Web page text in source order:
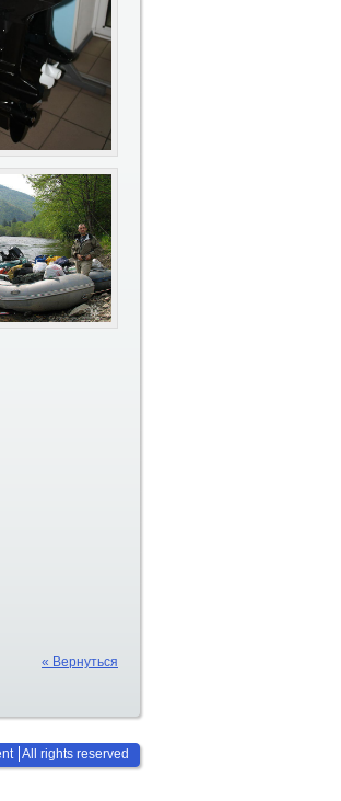
« Вернуться
All rights reserved